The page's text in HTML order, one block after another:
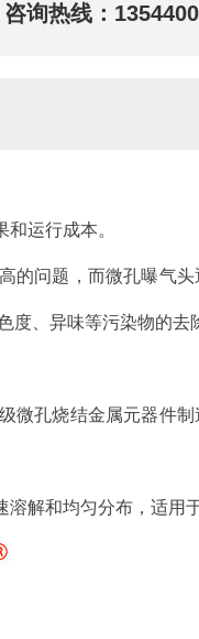
咨询热线：
运行成本。
问题，而微孔曝气
、异味等污染物的去
微孔烧结金属元器件
解和均匀分布，适用